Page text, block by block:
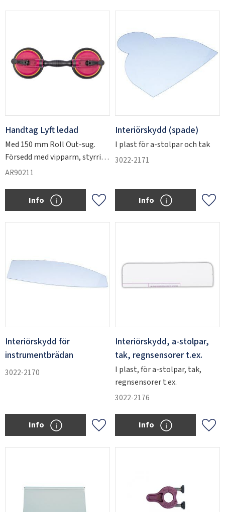
Handtag Lyft ledad
Med 150 mm Roll Out-sug.
Försedd med vipparm, styrring
och snabbkoppling.
AR90211
Add to favorites
Info
Interiörskydd (spade)
I plast för a-stolpar och tak
3022-2171
Add
Info
Interiörskydd för
instrumentbrädan
3022-2170
Add to favorites
Info
Interiörskydd, a-stolpar,
tak, regnsensorer t.ex.
I plast, för a-stolpar, tak,
regnsensorer t.ex.
3022-2176
Add
Info